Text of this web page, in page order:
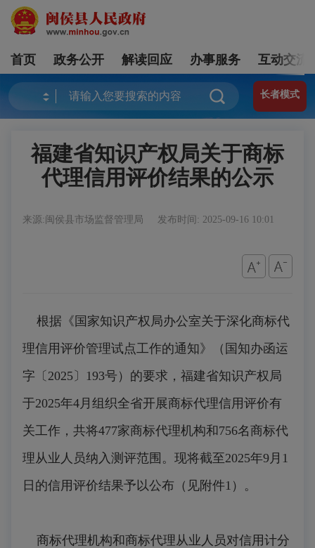
首页 政务公开 解读回应 办事服务 互动交流
长者模式
福建省知识产权局关于商标
代理信用评价结果的公示
来源:闽侯县市场监督管理局 发布时间: 2025-09-16 10:01
根据《国家知识产权局办公室关于深化商标代
理信用评价管理试点工作的通知》（国知办函运
字〔2025〕193号）的要求，福建省知识产权局
于2025年4月组织全省开展商标代理信用评价有
关工作，共将477家商标代理机构和756名商标代
理从业人员纳入测评范围。现将截至2025年9月1
日的信用评价结果予以公布（见附件1）。
商标代理机构和商标代理从业人员对信用计分